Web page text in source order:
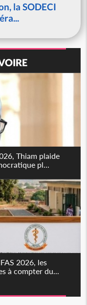
la SODECI
Thiam plaide
pl...
2026, les
à compter du...